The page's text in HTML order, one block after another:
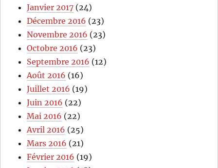
Janvier 2017 (24)
Décembre 2016 (23)
Novembre 2016 (23)
Octobre 2016 (23)
Septembre 2016 (12)
Août 2016 (16)
Juillet 2016 (19)
Juin 2016 (22)
Mai 2016 (22)
Avril 2016 (25)
Mars 2016 (21)
Février 2016 (19)